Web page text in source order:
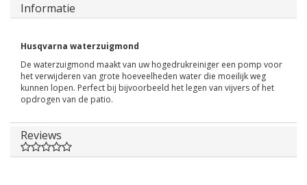
Informatie
Husqvarna waterzuigmond
De waterzuigmond maakt van uw hogedrukreiniger een pomp voor
het verwijderen van grote hoeveelheden water die moeilijk weg
kunnen lopen. Perfect bij bijvoorbeeld het legen van vijvers of het
opdrogen van de patio.
Reviews